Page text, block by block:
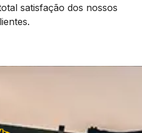
satisfação dos nossos